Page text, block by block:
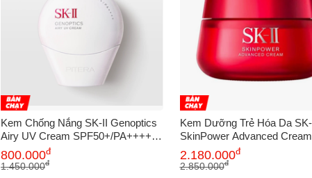
Kem Chống Nắng SK-II Genoptics
Airy UV Cream SPF50+/PA++++
30g - Bảo Vệ Da Tối Ưu, Dưỡng
Ẩm Sâu, Chính Hãng NK CH
800.000đ
1.450.000đ
Kem Dưỡng Trẻ Hóa Da
SkinPower Advanced
Chính Hãng NK
2.180.000đ
2.850.000đ
Bạn gặp vấn đề về